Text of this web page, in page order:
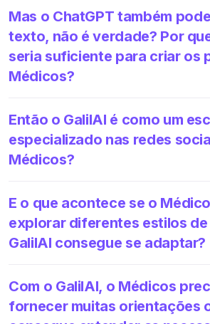
Mas o ChatGPT também
texto, não é verdade? Por
seria suficiente para criar os
Médicos?
Então o GalilAI é como um
especializado nas redes
Médicos?
E o que acontece se o
explorar diferentes estilos de
GalilAI consegue se adaptar?
Com o GalilAI, o Médicos
fornecer muitas orientações